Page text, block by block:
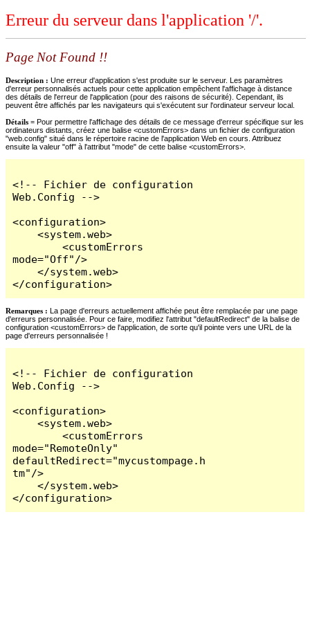
Erreur du serveur dans l'application '/'.
Page Not Found !!
Description : Une erreur d'application s'est produite sur le serveur. Les paramètres
d'erreur personnalisés actuels pour cette application empêchent l'affichage à distance
des détails de l'erreur de l'application (pour des raisons de sécurité). Cependant, ils
peuvent être affichés par les navigateurs qui s'exécutent sur l'ordinateur serveur local.
Détails = Pour permettre l'affichage des détails de ce message d'erreur spécifique sur les
ordinateurs distants, créez une balise <customErrors> dans un fichier de configuration
"web.config" situé dans le répertoire racine de l'application Web en cours. Attribuez
ensuite la valeur "off" à l'attribut "mode" de cette balise <customErrors>.
<!-- Fichier de configuration
Web.Config -->
<configuration>
    <system.web>
        <customErrors
mode="Off"/>
    </system.web>
</configuration>
Remarques : La page d'erreurs actuellement affichée peut être remplacée par une page
d'erreurs personnalisée. Pour ce faire, modifiez l'attribut "defaultRedirect" de la balise de
configuration <customErrors> de l'application, de sorte qu'il pointe vers une URL de la
page d'erreurs personnalisée !
<!-- Fichier de configuration
Web.Config -->
<configuration>
    <system.web>
        <customErrors
mode="RemoteOnly"
defaultRedirect="mycustompage.h
tm"/>
    </system.web>
</configuration>